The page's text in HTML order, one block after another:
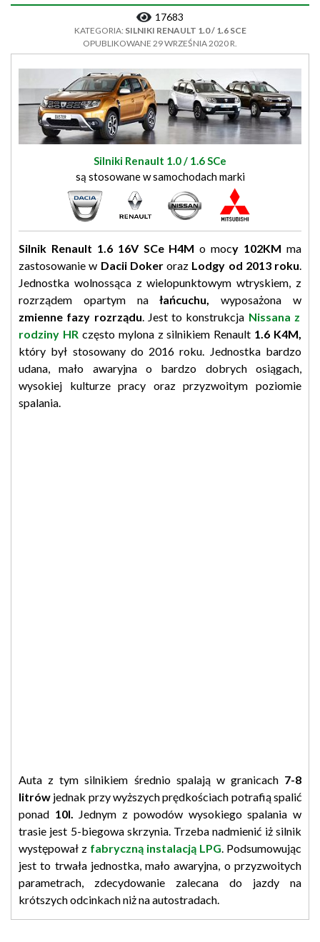
17683
KATEGORIA: SILNIKI RENAULT 1.0 / 1.6 SCE
OPUBLIKOWANE 29 WRZEŚNIA 2020 R.
Silniki Renault 1.0 / 1.6 SCe
są stosowane w samochodach marki
Silnik Renault 1.6 16V SCe H4M o mocy 102KMma
zastosowanie w Dacii Dokeroraz Lodgy od 2013 roku
Jednostka wolnossąca z wielopunktowym wtryskiem, z
rozrządem opartym nałańcuchu,
wyposażona w
zmienne fazy rozrządu . Jest to konstrukcja Nissana z
rodziny HR często mylona z silnikiem Renault 1.6 K4M,
który był stosowany do 2016 roku. Jednostka bardzo
udana, mało awaryjna o bardzo dobrych osiągach,
wysokiej kulturze pracy oraz przyzwoitym poziomie
spalania.
Auta z tym silnikiem średnio spalają w granicach 7-8
litrów jednak przy wyższych prędkościach potrafią spalić
ponad 10l.
Jednym z powodów wysokiego spalania w
trasie jest 5-biegowa skrzynia. Trzeba nadmienić iż silnik
występował z fabryczną instalacją LPG . Podsumowując
jest to trwała jednostka, mało awaryjna, o przyzwoitych
parametrach, zdecydowanie zalecana do jazdy na
krótszych odcinkach niż na autostradach.